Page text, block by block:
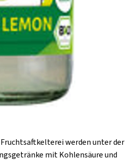
GmbH
Fruchtsaftkelterei werden unter der
mit Kohlensäure und